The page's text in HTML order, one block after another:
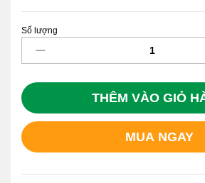
Giá
đĩa
inox
nan
âm
tủ
gắn
ray
Số lượng
THÊM VÀO GIỎ
MUA NGAY